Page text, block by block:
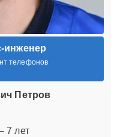
инженер
телефонов
Петров
7 лет